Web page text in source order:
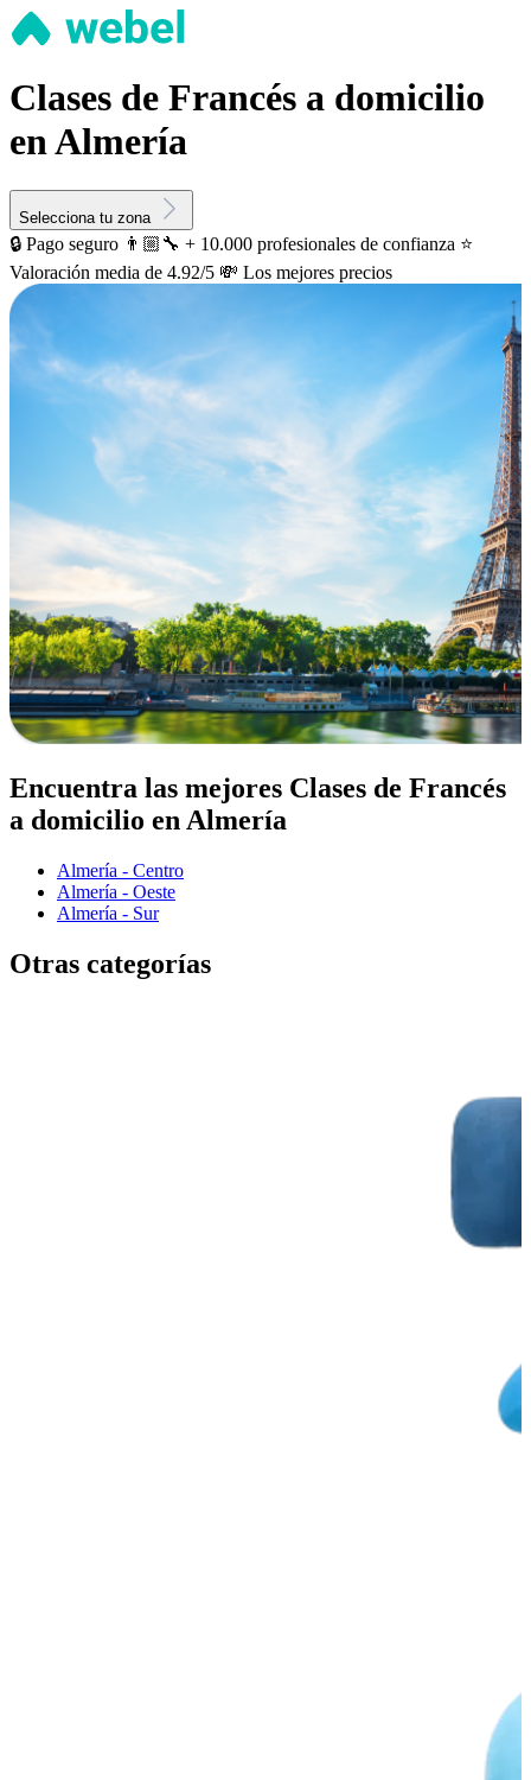
Clases de Francés a domicilio
en Almería
Selecciona tu zona
🔒 Pago seguro 👨🏼‍🔧 + 10.000 profesionales de confianza ⭐️
Valoración media de 4.92/5 💸 Los mejores precios
Encuentra las mejores Clases de Francés
a domicilio en Almería
Almería - Centro
Almería - Oeste
Almería - Sur
Otras categorías